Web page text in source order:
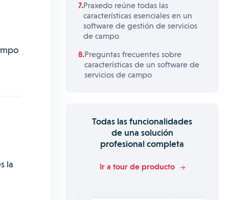
la
Praxedo reúne todas las
características esenciales en un
software de gestión de servicios
de campo
Preguntas frecuentes sobre
características de un software de
servicios de campo
Todas las funcionalidades
de una solución
profesional completa
Ir a tour de producto